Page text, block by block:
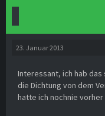
23. Januar 2013
Interessant, ich hab
die Dichtung von dem
hatte ich nochnie